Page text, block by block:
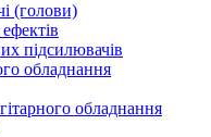
(голови)
підсилювачів
обладнання
обладнання